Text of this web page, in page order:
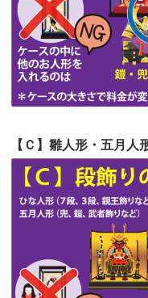
第53回人形供養
第52回人形供養
第51回人形供養
第50回人形供養
第49回人形供養
第48回人形供養
第47回人形供養祭
第46回人形供養祭
第45回人形供養
【Ｃ】雛人形・五月人